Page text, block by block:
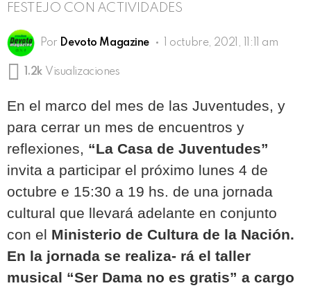
FESTEJO CON ACTIVIDADES
Por Devoto Magazine 1 octubre, 2021, 11:11 am
1.2k Visualizaciones
En el marco del mes de las Juventudes, y
para cerrar un mes de encuentros y
reflexiones, “La Casa de Juventudes”
invita a participar el próximo lunes 4 de
octubre e 15:30 a 19 hs. de una jornada
cultural que llevará adelante en conjunto
con el Ministerio de Cultura de la Nación.
En la jornada se realiza- rá el taller
musical “Ser Dama no es gratis” a cargo